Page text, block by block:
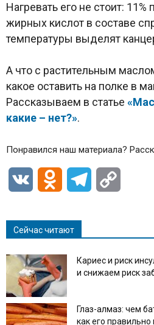
Нагревать его не стоит:
жирных кислот в составе
температуры выделят
А что с растительным
какое оставить на полке в
Рассказываем в статье
какие – нет?».
Понравился наш материала?
VK Odnoklassniki
Telegram
Сейчас читают
Кариес и риск
и снижаем риск
Глаз-алмаз: чем
как его правильно